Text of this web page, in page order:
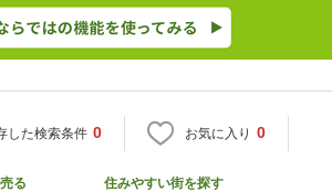
した検索条件 0 お気に入り 0
売る 住みやすい街を探す